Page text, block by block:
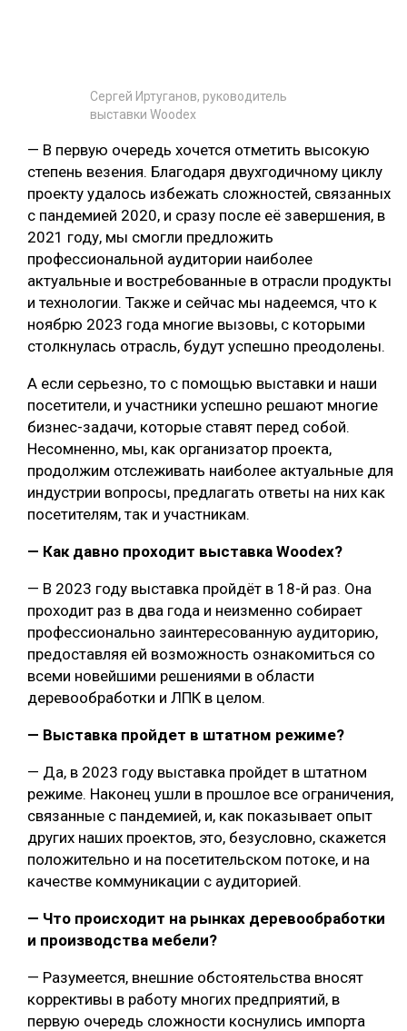
Сергей Иртуганов, руководитель
выставки Woodex
— В первую очередь хочется отметить высокую
степень везения. Благодаря двухгодичному циклу
проекту удалось избежать сложностей, связанных
с пандемией 2020, и сразу после её завершения, в
2021 году, мы смогли предложить
профессиональной аудитории наиболее
актуальные и востребованные в отрасли продукты
и технологии. Также и сейчас мы надеемся, что к
ноябрю 2023 года многие вызовы, с которыми
столкнулась отрасль, будут успешно преодолены.
А если серьезно, то с помощью выставки и наши
посетители, и участники успешно решают многие
бизнес-задачи, которые ставят перед собой.
Несомненно, мы, как организатор проекта,
продолжим отслеживать наиболее актуальные для
индустрии вопросы, предлагать ответы на них как
посетителям, так и участникам.
— Как давно проходит выставка Woodex?
— В 2023 году выставка пройдёт в 18-й раз. Она
проходит раз в два года и неизменно собирает
профессионально заинтересованную аудиторию,
предоставляя ей возможность ознакомиться со
всеми новейшими решениями в области
деревообработки и ЛПК в целом.
— Выставка пройдет в штатном режиме?
— Да, в 2023 году выставка пройдет в штатном
режиме. Наконец ушли в прошлое все ограничения,
связанные с пандемией, и, как показывает опыт
других наших проектов, это, безусловно, скажется
положительно и на посетительском потоке, и на
качестве коммуникации с аудиторией.
— Что происходит на рынках деревообработки
и производства мебели?
— Разумеется, внешние обстоятельства вносят
коррективы в работу многих предприятий, в
первую очередь сложности коснулись импорта